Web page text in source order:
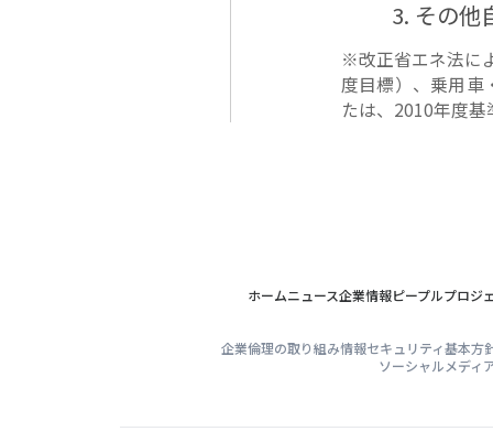
3. その他
※改正省エネ法に
度目標）、乗用車
たは、2010年度
ホームニュース企業情報ピープルプロジ
企業倫理の取り組み情報セキュリティ基本方
ソーシャルメディ